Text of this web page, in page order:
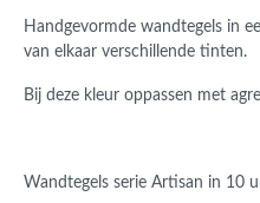
Handgevormde wandtegels in
van elkaar verschillende tinten.
Bij deze kleur oppassen met
Wandtegels serie Artisan in 10